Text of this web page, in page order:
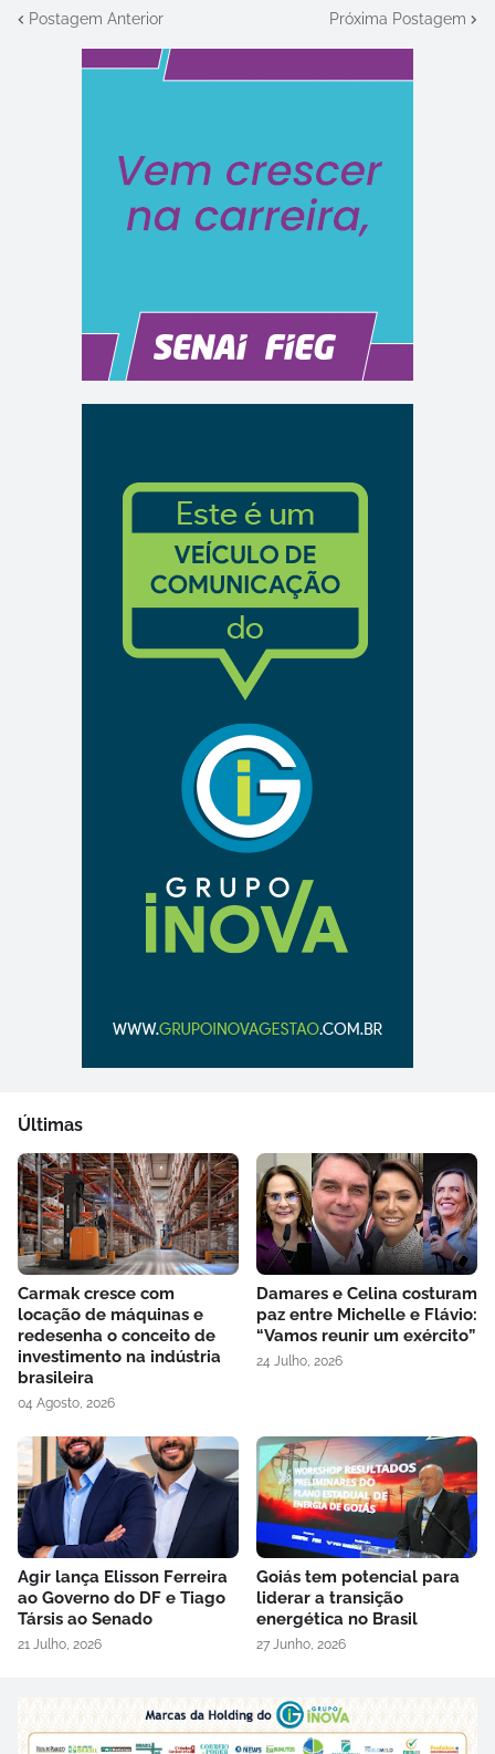
Postagem Anterior Próxima Postagem
Últimas
Carmak cresce com
locação de máquinas e
redesenha o conceito de
investimento na indústria
brasileira
04 Agosto, 2026
Damares e Celina costuram
paz entre Michelle e Flávio:
“Vamos reunir um exército”
24 Julho, 2026
Agir lança Elisson Ferreira
ao Governo do DF e Tiago
Társis ao Senado
21 Julho, 2026
Goiás tem potencial para
liderar a transição
energética no Brasil
27 Junho, 2026